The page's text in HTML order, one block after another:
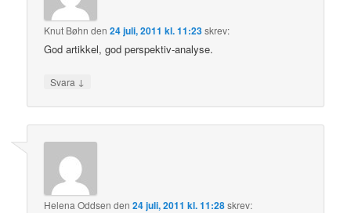
Knut Bøhn den24 juli, 2011 kl. 11:23skrev:
God artikkel, god perspektiv-analyse.
Svara ↓
Helena Oddsen den24 juli, 2011 kl. 11:28skrev: